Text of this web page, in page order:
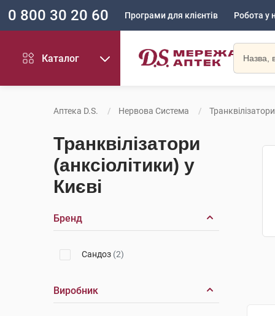
0 800 30 20 60 Програми для клієнтів Робота у
Каталог
Аптека D.S. Нервова Система
Транквілізатори
(анксіолітики) у
Києві
Бренд
Сандоз (2)
Виробник